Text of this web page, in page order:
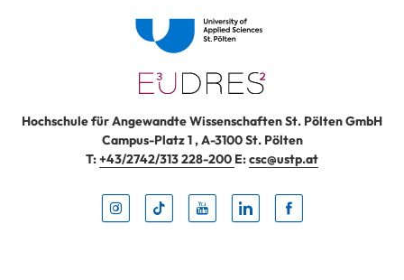
Hochschule für Angewandte Wissenschaften St. Pölten GmbH
Campus-Platz 1,A-3100St. Pölten
T:+43/2742/313 228-200 E:csc@ustp.at